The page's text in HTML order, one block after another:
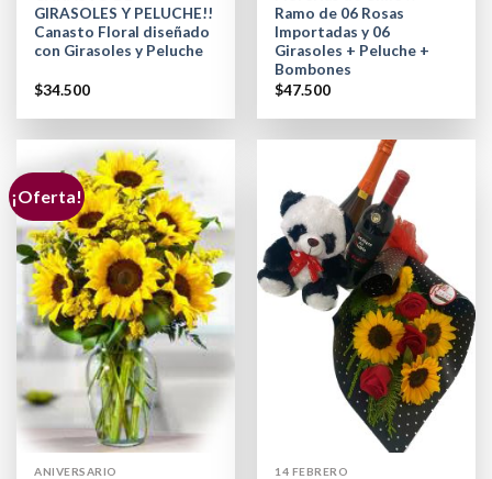
GIRASOLES Y PELUCHE!!
Canasto Floral diseñado
con Girasoles y Peluche
$34.500
Ramo de 06 Rosas
Importadas y 06
Girasoles + Peluche +
Bombones
$47.500
¡Oferta!
ANIVERSARIO 14 FEBRERO